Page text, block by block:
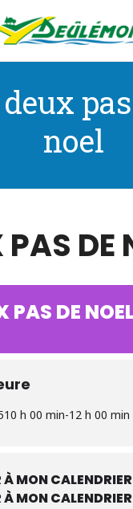
noel
DE
PAS DE NOEL
10 h 00 min-12 h 00 min
MON CALENDRIER
MON